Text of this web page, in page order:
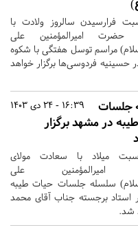
فرارسیدن سالروز ولادت با
حضرت امیرالمؤمنین علی
مراسم توسل هفتگی با شکوه
حسینیه فردوسی‌ها برگزار خواهد
16:39 - 24 دی 1403
جلسات
در مشهد برگزار
میلاد با سعادت مولای
امیرالمؤمنین علی
سلسله جلسات حیات طیبه
استاد برجسته جناب آقای محمد
شد.